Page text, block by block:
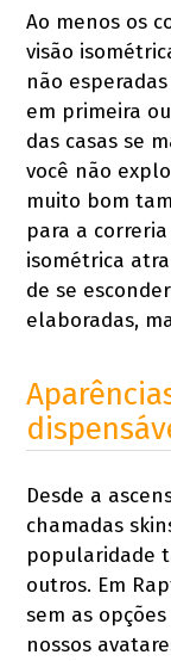
Ao menos os
visão
não
em primeira
das casas se
você não
muito bom
para a
isométrica
de se
elaboradas,
Desde a
chamadas
popularidade
outros. Em
sem as
nossos